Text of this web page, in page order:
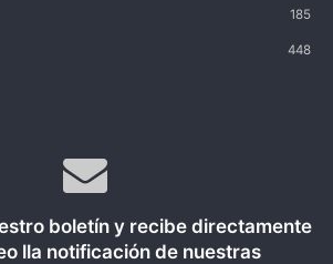
185
448
boletín y recibe directamente
lla notificación de nuestras